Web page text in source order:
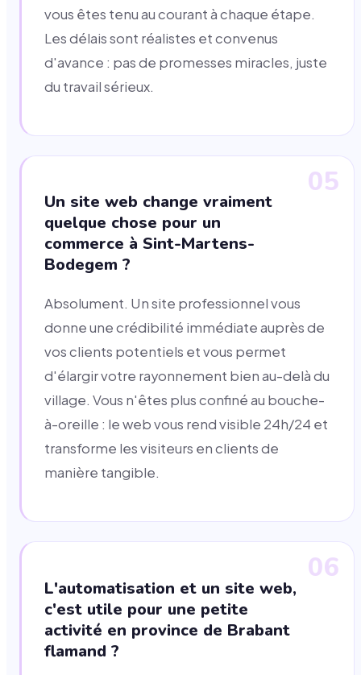
vous êtes tenu au courant à chaque étape.
Les délais sont réalistes et convenus
d'avance : pas de promesses miracles, juste
du travail sérieux.
05
Un site web change vraiment
quelque chose pour un
commerce à Sint-Martens-
Bodegem ?
Absolument. Un site professionnel vous
donne une crédibilité immédiate auprès de
vos clients potentiels et vous permet
d'élargir votre rayonnement bien au-delà du
village. Vous n'êtes plus confiné au bouche-
à-oreille : le web vous rend visible 24h/24 et
transforme les visiteurs en clients de
manière tangible.
06
L'automatisation et un site web,
c'est utile pour une petite
activité en province de Brabant
flamand ?